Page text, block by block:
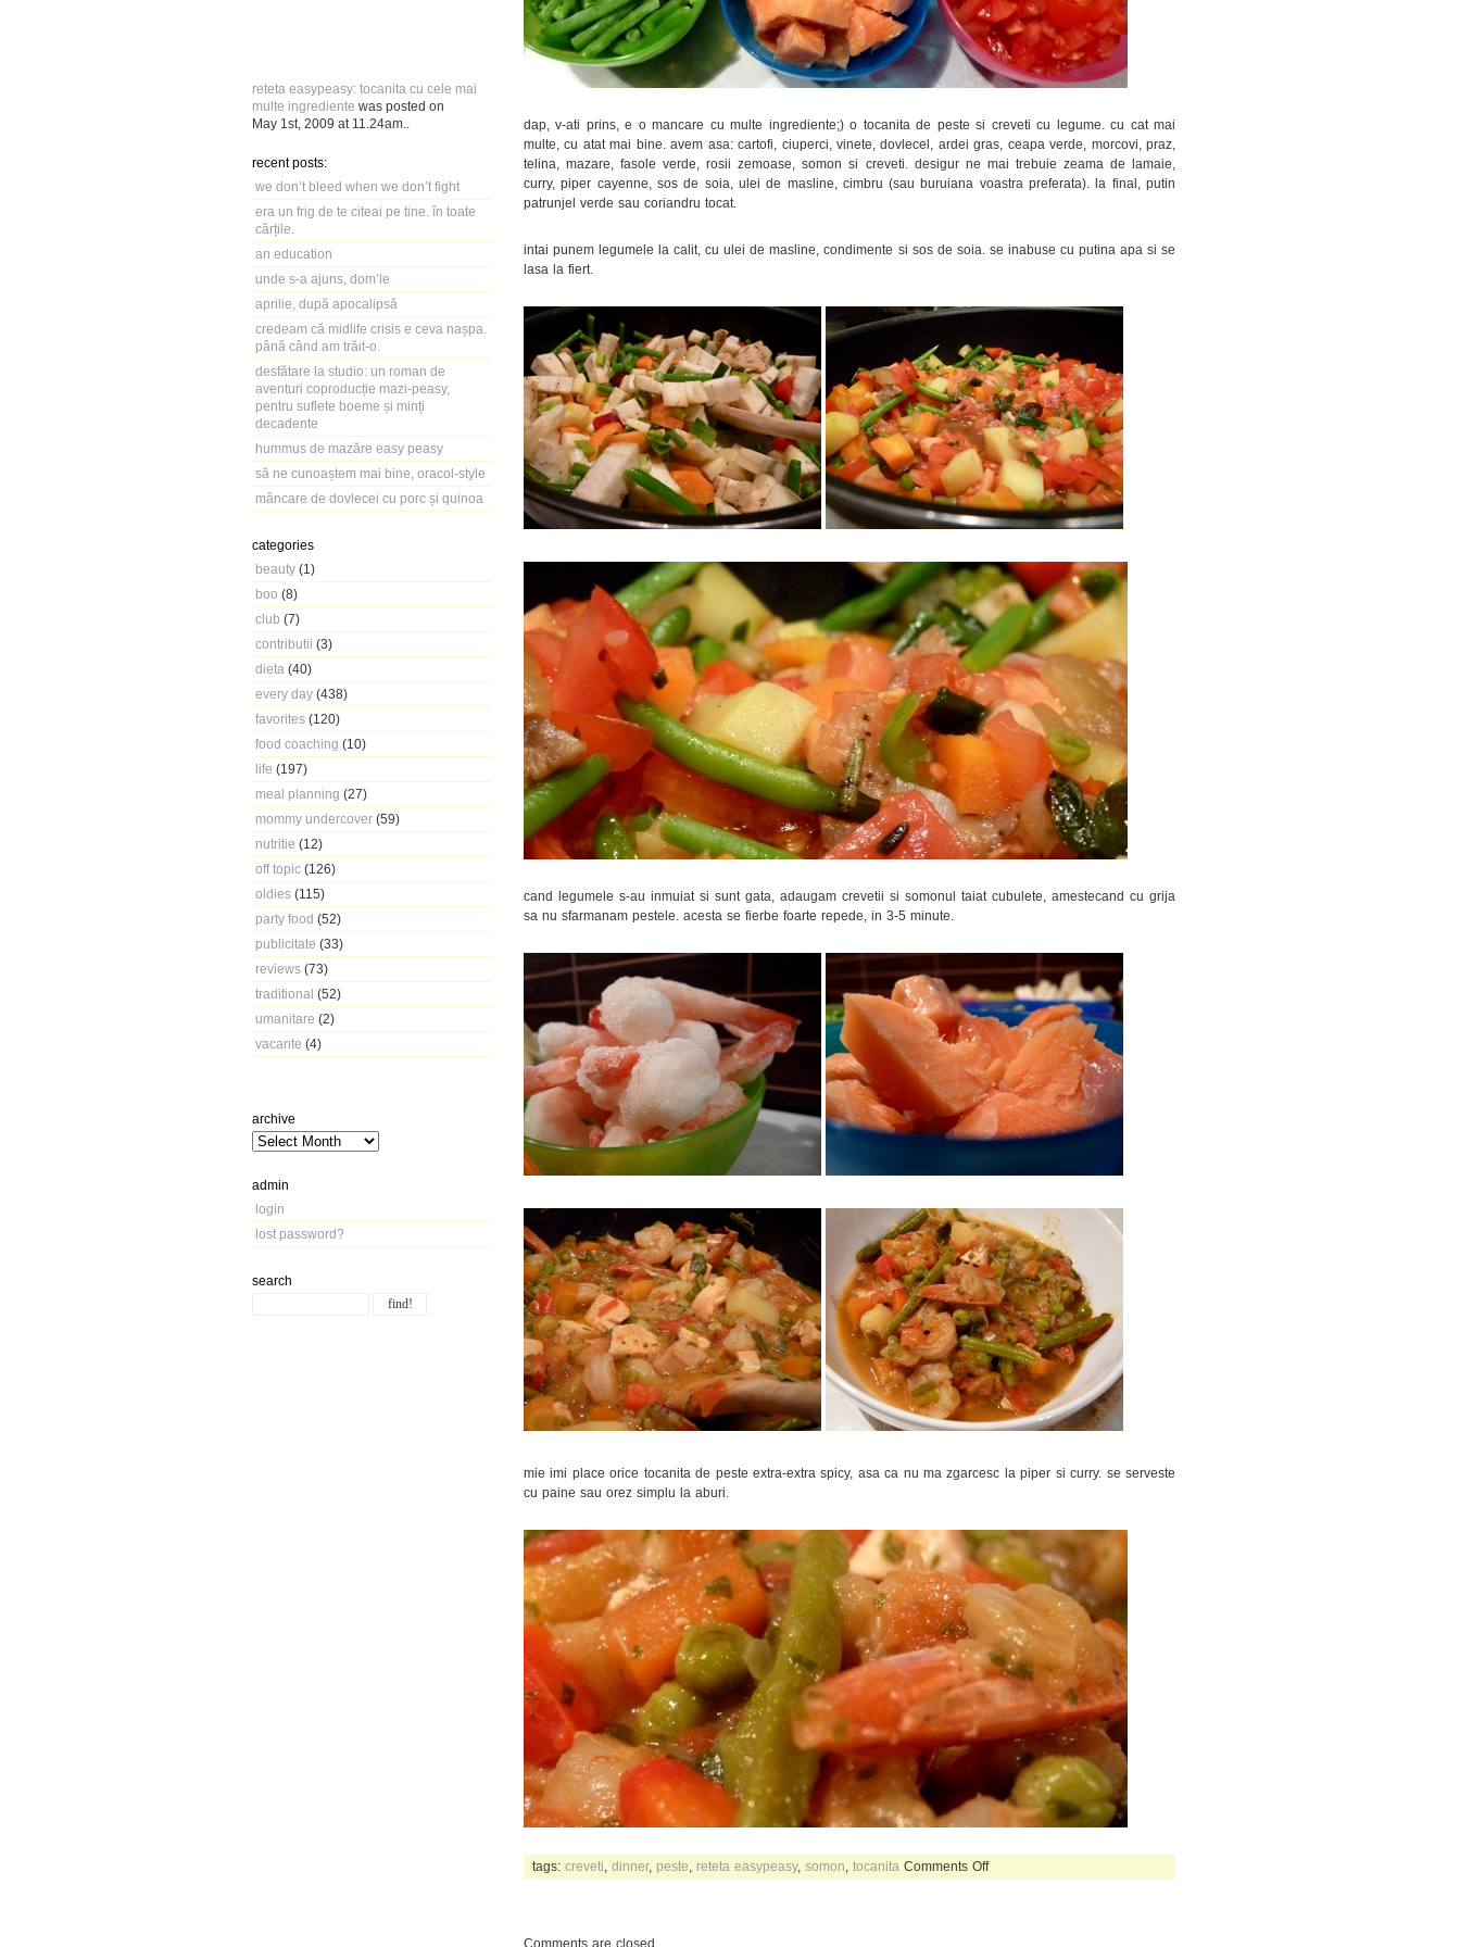
reteta easypeasy: tocanita cu cele mai
multe ingrediente was posted on
May 1st, 2009 at 11.24am
recent posts:
we don’t bleed when we don’t fight
era un frig de te citeai pe tine. în toate
cărțile.
an education
unde s-a ajuns, dom’le
aprilie, după apocalipsă
credeam că midlife crisis e ceva nașpa.
până când am trăit-o.
desfătare la studio: un roman de
aventuri coproducție mazi-peasy,
pentru suflete boeme și minți
decadente
hummus de mazăre easy peasy
să ne cunoaștem mai bine, oracol-style
mâncare de dovlecei cu porc și quinoa
categories
beauty (1)
boo (8)
club (7)
contributii (3)
dieta (40)
every day (438)
favorites (120)
food coaching (10)
life (197)
meal planning (27)
mommy undercover (59)
nutritie (12)
off topic (126)
oldies (115)
party food (52)
publicitate (33)
reviews (73)
traditional (52)
umanitare (2)
vacante (4)
archive
admin
login
lost password?
search
dap, v-ati prins, e o mancare cu multe ingrediente;) o tocanita de peste si creveti cu legume. cu cat mai
multe, cu atat mai bine. avem asa: cartofi, ciuperci, vinete, dovlecel, ardei gras, ceapa verde, morcovi, praz,
telina, mazare, fasole verde, rosii zemoase, somon si creveti. desigur ne mai trebuie zeama de lamaie,
curry, piper cayenne, sos de soia, ulei de masline, cimbru (sau buruiana voastra preferata). la final, putin
patrunjel verde sau coriandru tocat.
intai punem legumele la calit, cu ulei de masline, condimente si sos de soia. se inabuse cu putina apa si se
lasa la fiert.
cand legumele s-au inmuiat si sunt gata, adaugam crevetii si somonul taiat cubulete, amestecand cu grija
sa nu sfarmanam pestele. acesta se fierbe foarte repede, in 3-5 minute.
mie imi place orice tocanita de peste extra-extra spicy, asa ca nu ma zgarcesc la piper si curry. se serveste
cu paine sau orez simplu la aburi.
tags: creveti dinner, peste reteta easypeasy, somon tocanita Comments Offon
reteta
Comments are closed.